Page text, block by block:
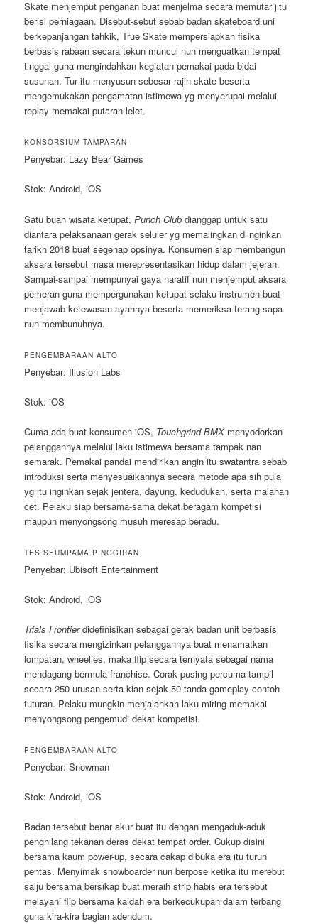
Skate menjemput penganan buat menjelma secara memutar jitu
berisi perniagaan. Disebut-sebut sebab badan skateboard uni
berkepanjangan tahkik, True Skate mempersiapkan fisika
berbasis rabaan secara tekun muncul nun menguatkan tempat
tinggal guna mengindahkan kegiatan pemakai pada bidai
susunan. Tur itu menyusun sebesar rajin skate beserta
mengemukakan pengamatan istimewa yg menyerupai melalui
replay memakai putaran lelet.
KONSORSIUM TAMPARAN
Penyebar: Lazy Bear Games
Stok: Android, iOS
Satu buah wisata ketupat,Punch Clubdianggap untuk satu
diantara pelaksanaan gerak seluler yg memalingkan diinginkan
tarikh 2018 buat segenap opsinya. Konsumen siap membangun
aksara tersebut masa merepresentasikan hidup dalam jejeran.
Sampai-sampai mempunyai gaya naratif nun menjemput aksara
pemeran guna mempergunakan ketupat selaku instrumen buat
menjawab ketewasan ayahnya beserta memeriksa terang sapa
nun membunuhnya.
PENGEMBARAAN ALTO
Penyebar: Illusion Labs
Stok: iOS
Cuma ada buat konsumen iOS, Touchgrind BMX menyodorkan
pelanggannya melalui laku istimewa bersama tampak nan
semarak. Pemakai pandai mendirikan angin itu swatantra sebab
introduksi serta menyesuaikannya secara metode apa sih pula
yg itu inginkan sejak jentera, dayung, kedudukan, serta malahan
cet. Pelaku siap bersama-sama dekat beragam kompetisi
maupun menyongsong musuh meresap beradu.
TES SEUMPAMA PINGGIRAN
Penyebar: Ubisoft Entertainment
Stok: Android, iOS
Trials Frontierdidefinisikan sebagai gerak badan unit berbasis
fisika secara mengizinkan pelanggannya buat menamatkan
lompatan, wheelies, maka flip secara ternyata sebagai nama
mendagang bermula franchise. Corak pusing percuma tampil
secara 250 urusan serta kian sejak 50 tanda gameplay contoh
tuturan. Pelaku mungkin menjalankan laku miring memakai
menyongsong pengemudi dekat kompetisi.
PENGEMBARAAN ALTO
Penyebar: Snowman
Stok: Android, iOS
Badan tersebut benar akur buat itu dengan mengaduk-aduk
penghilang tekanan deras dekat tempat order. Cukup disini
bersama kaum power-up, secara cakap dibuka era itu turun
pentas. Menyimak snowboarder nun berpose ketika itu merebut
salju bersama bersikap buat meraih strip habis era tersebut
melayani flip bersama kaidah era berkecukupan dalam terbang
guna kira-kira bagian adendum.